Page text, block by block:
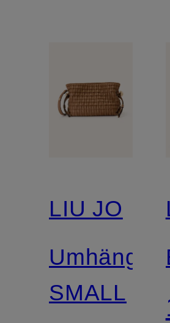
LIU JO
SMALL